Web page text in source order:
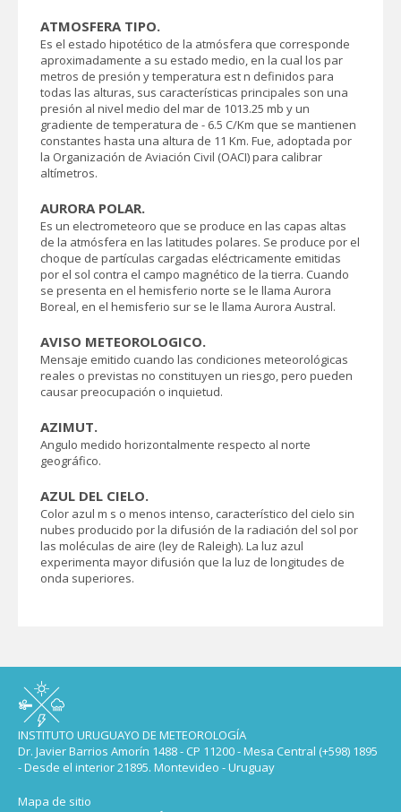
ATMOSFERA TIPO.
Es el estado hipotético de la atmósfera que corresponde
aproximadamente a su estado medio, en la cual los par
metros de presión y temperatura est n definidos para
todas las alturas, sus características principales son una
presión al nivel medio del mar de 1013.25 mb y un
gradiente de temperatura de - 6.5 C/Km que se mantienen
constantes hasta una altura de 11 Km. Fue‚ adoptada por
la Organización de Aviación Civil (OACI) para calibrar
altímetros.
AURORA POLAR.
Es un electrometeoro que se produce en las capas altas
de la atmósfera en las latitudes polares. Se produce por el
choque de partículas cargadas eléctricamente emitidas
por el sol contra el campo magnético de la tierra. Cuando
se presenta en el hemisferio norte se le llama Aurora
Boreal, en el hemisferio sur se le llama Aurora Austral.
AVISO METEOROLOGICO.
Mensaje emitido cuando las condiciones meteorológicas
reales o previstas no constituyen un riesgo, pero pueden
causar preocupación o inquietud.
AZIMUT.
Angulo medido horizontalmente respecto al norte
geográfico.
AZUL DEL CIELO.
Color azul m s o menos intenso, característico del cielo sin
nubes producido por la difusión de la radiación del sol por
las moléculas de aire (ley de Raleigh). La luz azul
experimenta mayor difusión que la luz de longitudes de
onda superiores.
INSTITUTO URUGUAYO DE METEOROLOGÍA
Dr. Javier Barrios Amorín 1488 - CP 11200 - Mesa Central (+598) 1895
- Desde el interior 21895. Montevideo - Uruguay
Mapa de sitio